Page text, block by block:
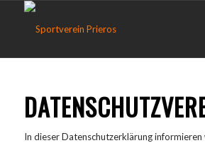
In dieser Datenschutzerklärung informieren